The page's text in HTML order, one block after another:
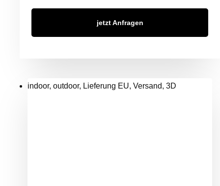
jetzt Anfragen
indoor, outdoor, Lieferung EU, Versand, 3D